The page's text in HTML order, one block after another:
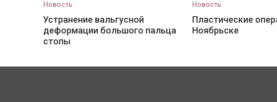
Новость
Устранение вальгусной
деформации большого пальца
стопы
Новость
Пластические
Ноябрьске